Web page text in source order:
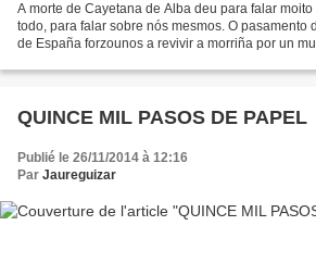
A morte de Cayetana de Alba deu para falar
todo, para falar sobre nós mesmos. O pasamento
de España forzounos a revivir a morriña por un
QUINCE MIL PASOS DE PAPEL
Publié le 26/11/2014 à 12:16
Par Jaureguizar